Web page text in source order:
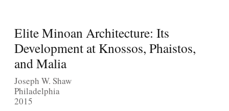
Elite Minoan Architecture: Its
Development at Knossos, Phaistos,
and Malia
Joseph W. Shaw
Philadelphia
2015